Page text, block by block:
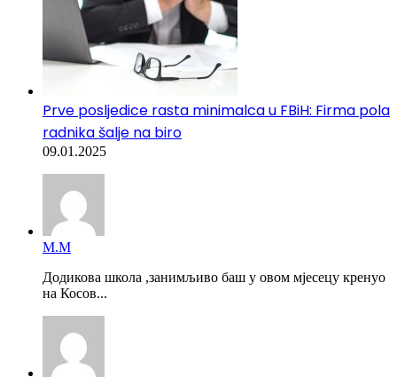
Prve posljedice rasta minimalca u FBiH: Firma pola
radnika šalje na biro
09.01.2025
М.М
Додикова школа ,занимљиво баш у овом мјесецу кренуо
на Косов...